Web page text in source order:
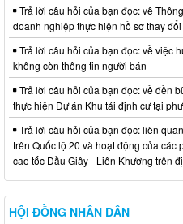
Trả lời câu hỏi của bạn đọc: về
doanh nghiệp thực hiện hồ sơ thay
Trả lời câu hỏi của bạn đọc: về việc
không còn thông tin người bán
Trả lời câu hỏi của bạn đọc: về đền
thực hiện Dự án Khu tái định cư tại
Trả lời câu hỏi của bạn đọc: liên
trên Quốc lộ 20 và hoạt động của các
cao tốc Dầu Giây - Liên Khương trên
HỘI ĐỒNG NHÂN DÂN